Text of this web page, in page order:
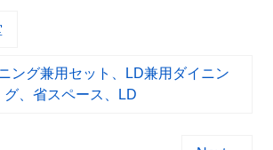
ング兼用セット、LD兼用ダイニン
グ、省スペース、LD